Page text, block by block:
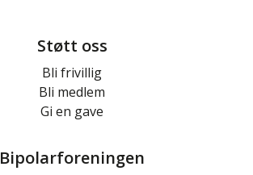
Støtt oss
Bli frivillig
Bli medlem
Gi en gave
Bipolarforeningen